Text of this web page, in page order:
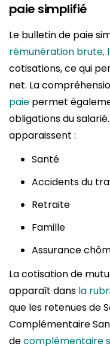
paie simplifié
Le bulletin de paie
rémunération brute,
cotisations, ce qui
net. La
paie permet
obligations du
apparaissent :
Santé
Accidents du
Retraite
Famille
Assurance
La cotisation de
apparaît dans la
que les retenues de
Complémentaire
decomplémentaire